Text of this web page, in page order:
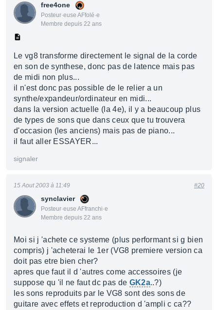
free4one
Posteur·euse AFfolé·e
Membre depuis 22 ans
Le vg8 transforme directement le signal de la corde
en son de synthese, donc pas de latence mais pas
de midi non plus...
il n'est donc pas possible de le relier a un
synthe/expandeur/ordinateur en midi...
dans la version actuelle (la 4e), il y a beaucoup plus
de types de sons que dans ceux que tu trouvera
d'occasion (les anciens) mais pas de piano...
il faut aller ESSAYER...
signaler
synclavier
Posteur·euse AFfranchi·e
Membre depuis 22 ans
15 Aout 2003 à 11:49 #20
Moi si j 'achete ce systeme (plus performant si g bien
compris) j 'acheterai le 1er (VG8 premiere version ca
doit pas etre bien cher?
apres que faut il d 'autres come accessoires (je
suppose qu 'il ne faut dc pas de GK2a..?)
les sons reproduits par le VG8 sont des sons de
guitare avec effets et reproduction d 'ampli c ca??